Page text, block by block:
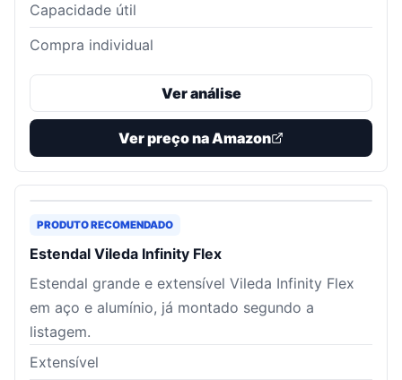
Capacidade útil
Compra individual
Ver análise
Ver preço na Amazon
PRODUTO RECOMENDADO
Estendal Vileda Infinity Flex
Estendal grande e extensível Vileda Infinity Flex
em aço e alumínio, já montado segundo a
listagem.
Extensível